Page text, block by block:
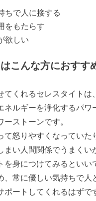
ちで人に接する
をもたらす
欲しい
こんな方におすす
てくれるセレスタイトは
ネルギーを浄化するパワ
ーストーンです。
て怒りやすくなっていた
まい人間関係でうまくい
を身につけてみるといい
、常に優しい気持ちで人
ポートしてくれるはずで